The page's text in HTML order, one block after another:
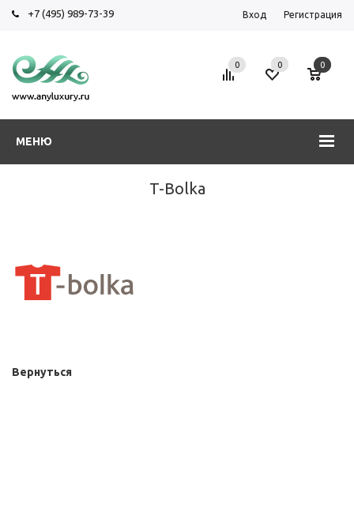
+7 (495) 989-73-39 Вход Регистрация
МЕНЮ
0 0 0
T-Bolka
Вернуться